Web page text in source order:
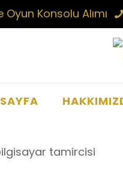
Konsolu Alımı
tamircisi